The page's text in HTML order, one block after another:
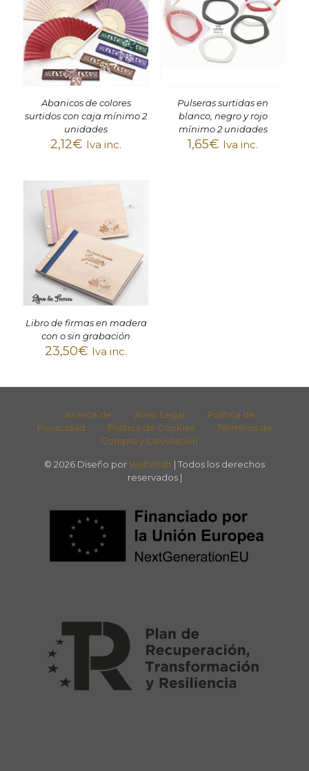
Abanicos de colores
surtidos con caja mínimo 2
unidades
2,12€ Iva inc.
Pulseras surtidas en
blanco, negro y rojo
mínimo 2 unidades
1,65€ Iva inc.
Libro de firmas en madera
con o sin grabación
23,50€ Iva inc.
Acerca de Aviso Legal
Política de
Privacidad
Política de Cookies
Términos de
Compra y Devolución
© 2026 Diseño por Webinlab | Todos los derechos
reservados |